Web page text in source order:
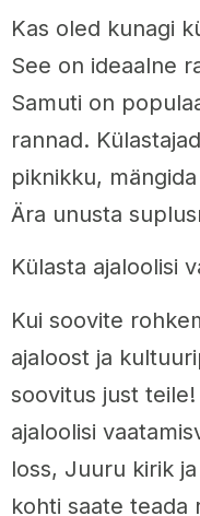
Kas oled kunagi
See on ideaalne
Samuti on
rannad.
piknikku,
Ära unusta
Külasta ajaloolisi
Kui soovite
ajaloost ja
soovitus just
ajaloolisi
loss, Juuru kirik
kohti saate teada